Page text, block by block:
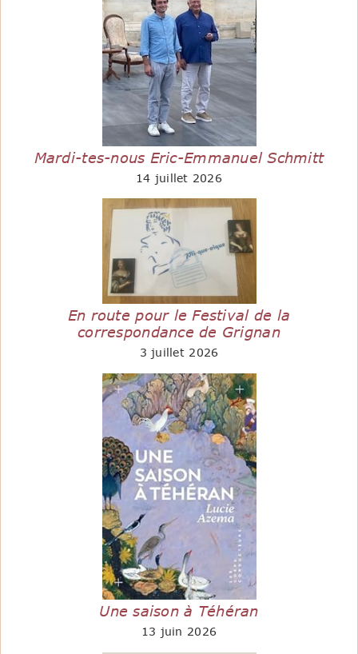
Mardi-tes-nous Eric-Emmanuel Schmitt
14 juillet 2026
En route pour le Festival de la
correspondance de Grignan
3 juillet 2026
Une saison à Téhéran
13 juin 2026